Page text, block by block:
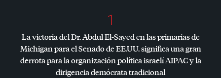
1
La victoria del Dr. Abdul El-Sayed en las primarias de
Michigan para el Senado de EE.UU. significa una gran
derrota para la organización política israelíAIPACy la
dirigencia demócrata tradicional